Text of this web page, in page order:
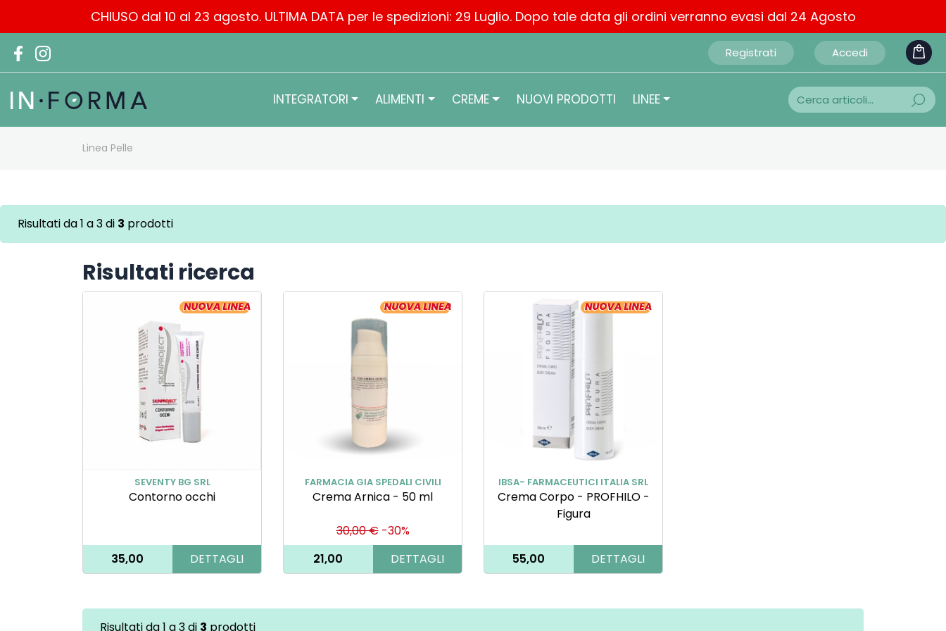
CHIUSO dal 10 al 23 agosto. ULTIMA DATA per le spedizioni: 29 Luglio. Dopo tale data gli ordini verranno evasi dal 24 Agosto
Registrati Accedi
INTEGRATORI ALIMENTI CREME NUOVI PRODOTTI LINEE
Linea Pelle
Risultati da 1 a 3 di 3 prodotti
Risultati ricerca
SEVENTY BG SRL
Contorno occhi
35,00 DETTAGLI
FARMACIA GIA SPEDALI CIVILI
Crema Arnica - 50 ml
30,00 €-30%
21,00
DETTAGLI
IBSA- FARMACEUTICI ITALIA SRL
Crema Corpo - PROFHILO -
Figura
55,00 DETTAGLI
Risultati da 1 a 3 di 3 prodotti